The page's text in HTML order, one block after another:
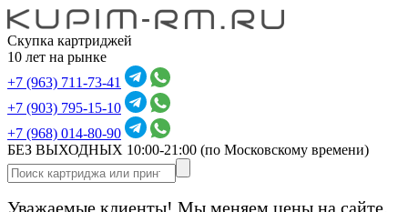
Скупка картриджей
10 лет на рынке
+7 (963) 711-73-41
+7 (903) 795-15-10
+7 (968) 014-80-90
БЕЗ ВЫХОДНЫХ 10:00-21:00 (по Московскому времени)
Уважаемые клиенты! Мы меняем цены на сайте.